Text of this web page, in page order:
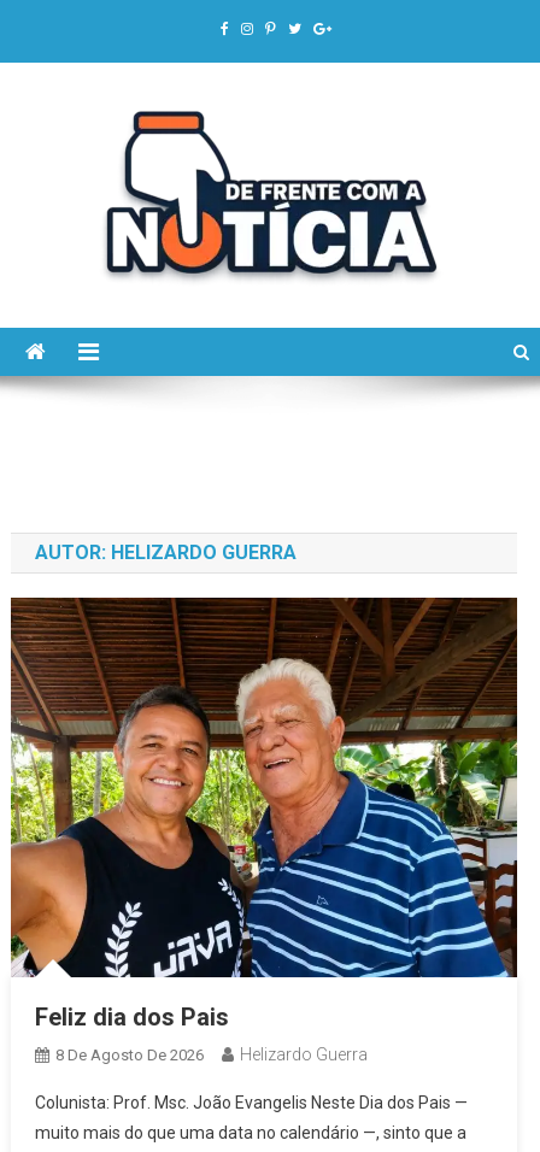
AUTOR: HELIZARDO GUERRA
Feliz dia dos Pais
8 De Agosto De 2026 Helizardo Guerra
Colunista: Prof. Msc. João Evangelis Neste Dia dos Pais —
muito mais do que uma data no calendário —, sinto que a